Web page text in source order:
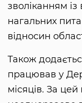
зволіканням
нагальних
відносин
Також
працював у
місяців. За